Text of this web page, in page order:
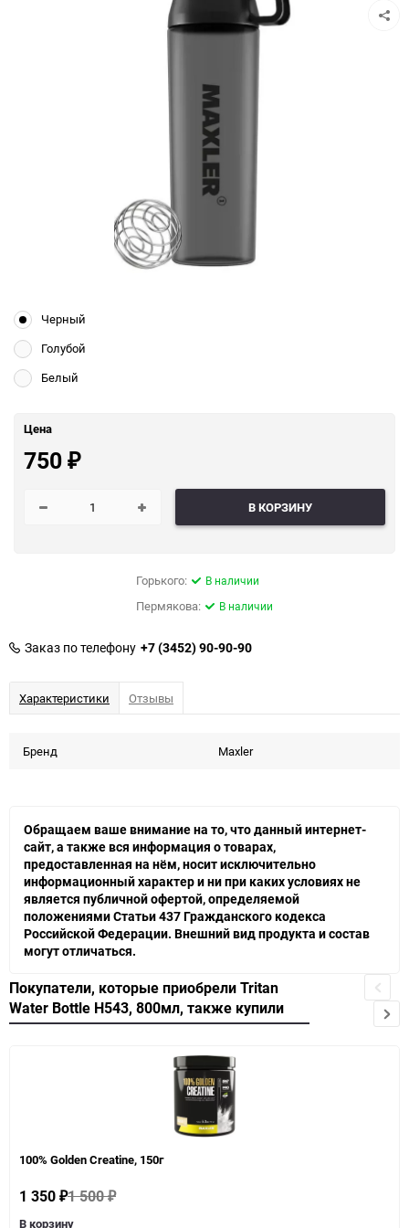
Черный
Голубой
Белый
Цена
750 ₽
В КОРЗИНУ
Горького: В наличии
Пермякова: В наличии
Заказ по телефону +7 (3452) 90-90-90
Характеристики Отзывы
Бренд Maxler
Обращаем ваше внимание на то, что данный интернет-
сайт, а также вся информация о товарах,
предоставленная на нём, носит исключительно
информационный характер и ни при каких условиях не
является публичной офертой, определяемой
положениями Статьи 437 Гражданского кодекса
Российской Федерации. Внешний вид продукта и состав
могут отличаться.
Покупатели, которые приобрели Tritan
Water Bottle H543, 800мл, также купили
100% Golden Creatine, 150г
1 350 ₽1 500₽
В корзину